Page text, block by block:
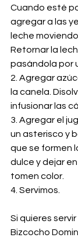
Cuando esté
agregar a las
leche
Retornar la
pasándola por
2. Agregar
la canela.
infusionar las
3. Agregar el
un asterisco y
que se formen
dulce y dejar
tomen color.
4. Servimos.
Si quieres
Bizcocho